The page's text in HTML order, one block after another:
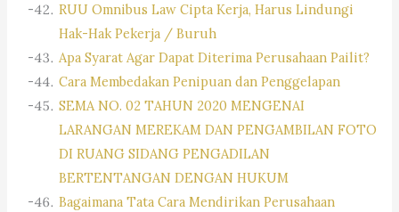
RUU Omnibus Law Cipta Kerja, Harus Lindungi
Hak-Hak Pekerja / Buruh
Apa Syarat Agar Dapat Diterima Perusahaan Pailit?
Cara Membedakan Penipuan dan Penggelapan
SEMA NO. 02 TAHUN 2020 MENGENAI
LARANGAN MEREKAM DAN PENGAMBILAN FOTO
DI RUANG SIDANG PENGADILAN
BERTENTANGAN DENGAN HUKUM
Bagaimana Tata Cara Mendirikan Perusahaan